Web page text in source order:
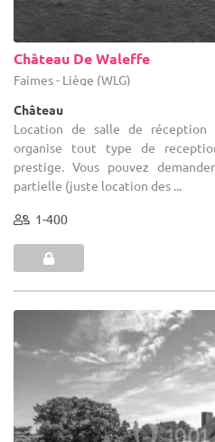
Château De Waleffe
Faimes - Liège (WLG)
Château
Location de salle de réception :
organise tout type de
prestige. Vous pouvez
partielle (juste location des ...
1-400